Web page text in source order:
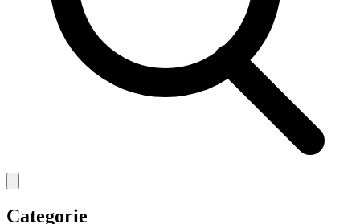
Categorie